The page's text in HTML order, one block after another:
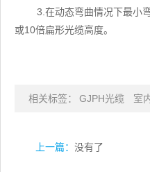
3.在动态弯曲情况下最小
或10倍扁形光缆高度。
相关标签： GJPH光缆 室
上一篇： 没有了